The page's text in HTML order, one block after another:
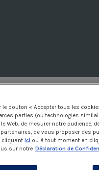
le bouton « Accepter tous les
parties (ou technologies
Web, de mesurer notre audience,
de vous proposer des
cliquant ici ou à tout moment en
sur notre Déclaration de